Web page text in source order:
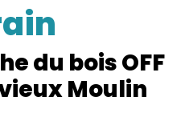
professionnelle)
des adhérents)
du bois OFF
Moulin